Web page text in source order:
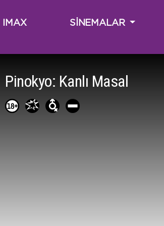
IMAX SİNEMALAR
Pinokyo: Kanlı Masal